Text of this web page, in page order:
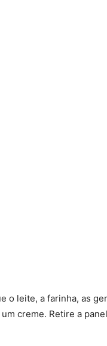
o leite, a farinha, as
creme. Retire a